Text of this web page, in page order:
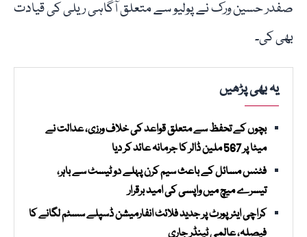
صفدر حسین ورک نے پولیو سے متعلق آگاہی ریلی کی قیادت
بھی کی۔
یہ بھی پڑھیں
بچوں کے تحفظ سے متعلق قواعد کی خلاف ورزی، عدالت نے
میٹا پر 567 ملین ڈالر کا جرمانہ عائد کر دیا
فٹنس مسائل کے باعث سیم کرن پہلے دو ٹیسٹ سے باہر،
تیسرے میچ میں واپسی کی امید برقرار
کراچی ایئرپورٹ پر جدید فلائٹ انفارمیشن ڈسپلے سسٹم لگانے کا
فیصلہ، عالمی ٹینڈر جاری